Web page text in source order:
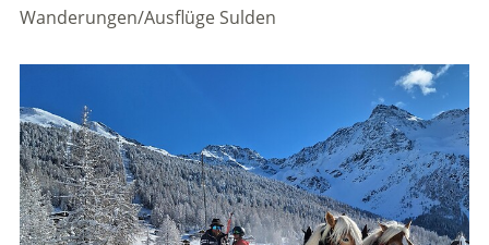
Wanderungen/AusflügeSulden